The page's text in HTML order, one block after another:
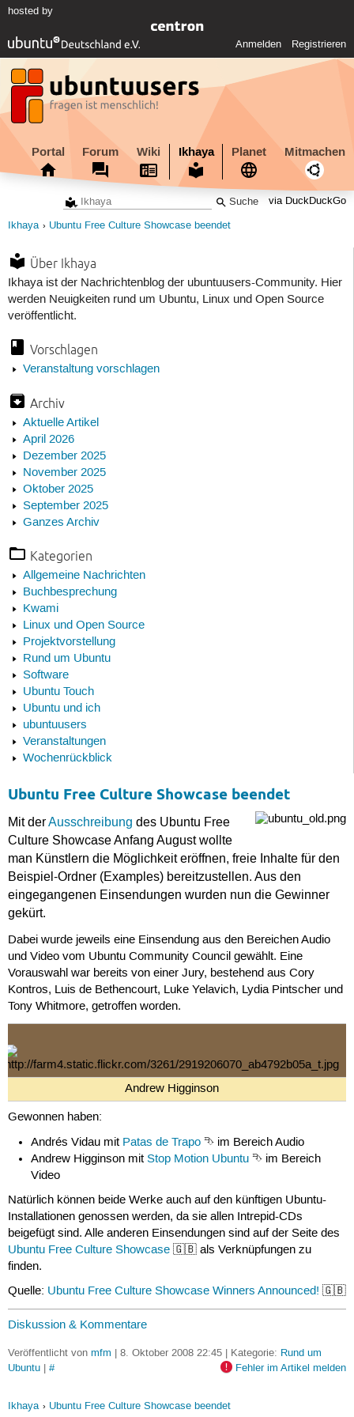
hosted by
Anmelden Registrieren
Portal Forum Wiki Ikhaya Planet Mitmachen
via DuckDuckGo
Ikhaya Ubuntu Free Culture Showcase beendet
Über Ikhaya
Ikhaya ist der Nachrichtenblog der ubuntuusers-Community. Hier
werden Neuigkeiten rund um Ubuntu, Linux und Open Source
veröffentlicht.
Vorschlagen
Veranstaltung vorschlagen
Archiv
Aktuelle Artikel
April 2026
Dezember 2025
November 2025
Oktober 2025
September 2025
Ganzes Archiv
Kategorien
Allgemeine Nachrichten
Buchbesprechung
Kwami
Linux und Open Source
Projektvorstellung
Rund um Ubuntu
Software
Ubuntu Touch
Ubuntu und ich
ubuntuusers
Veranstaltungen
Wochenrückblick
Ubuntu Free Culture Showcase beendet
Mit derAusschreibung des Ubuntu Free
Culture Showcase Anfang August wollte
man Künstlern die Möglichkeit eröffnen, freie Inhalte für den
Beispiel-Ordner (Examples) bereitzustellen. Aus den
eingegangenen Einsendungen wurden nun die Gewinner
gekürt.
Dabei wurde jeweils eine Einsendung aus den Bereichen Audio
und Video vom Ubuntu Community Council gewählt. Eine
Vorauswahl war bereits von einer Jury, bestehend aus Cory
Kontros, Luis de Bethencourt, Luke Yelavich, Lydia Pintscher und
Tony Whitmore, getroffen worden.
Andrew Higginson
Gewonnen haben:
Andrés Vidau mit Patas de Trapo ⮷ im Bereich Audio
Andrew Higginson mitStop Motion Ubuntu ⮷ im Bereich
Video
Natürlich können beide Werke auch auf den künftigen Ubuntu-
Installationen genossen werden, da sie allen Intrepid-CDs
beigefügt sind. Alle anderen Einsendungen sind auf der Seite des
Ubuntu Free Culture Showcase🇬🇧 als Verknüpfungen zu
finden.
Quelle: Ubuntu Free Culture Showcase Winners Announced! 🇬🇧
Diskussion & Kommentare
Veröffentlicht von mfm | 8. Oktober 2008 22:45 | Kategorie: Rund um
Ubuntu| # Fehler im Artikel melden
Ikhaya Ubuntu Free Culture Showcase beendet